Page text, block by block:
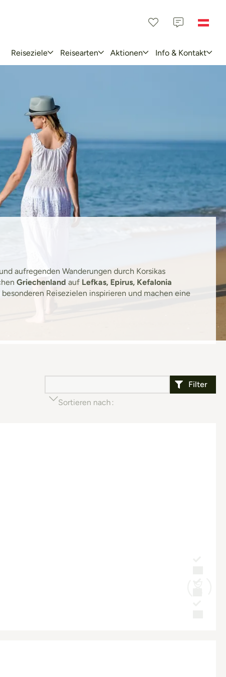
Reiseziele Reisearten Aktionen Info & Kontakt
aufregenden Wanderungen durch Korsikas
Griechenland auf Lefkas, Epirus, Kefalonia
Reisezielen inspirieren und machen eine
Filter
Sortieren nach